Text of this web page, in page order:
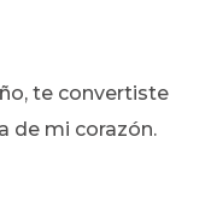
te convertiste
de mi corazón.